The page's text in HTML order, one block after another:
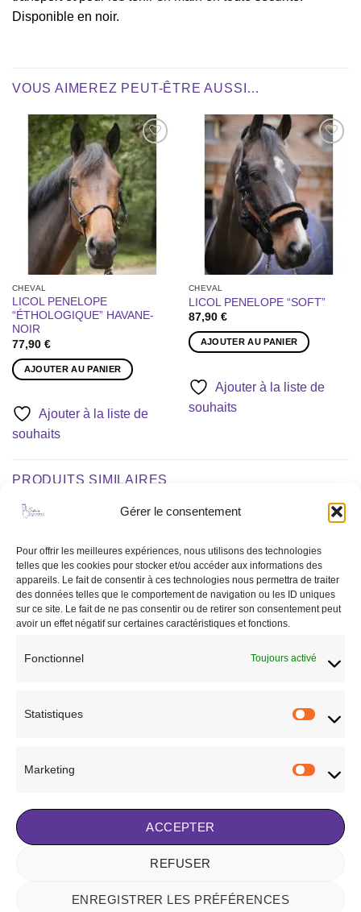
Gérer le consentement
Pour offrir les meilleures expériences, nous utilisons des technologies
telles que les cookies pour stocker et/ou accéder aux informations des
appareils. Le fait de consentir à ces technologies nous permettra de traiter
des données telles que le comportement de navigation ou les ID uniques
sur ce site. Le fait de ne pas consentir ou de retirer son consentement peut
avoir un effet négatif sur certaines caractéristiques et fonctions.
Fonctionnel Toujours activé
Statistiques
Marketing
ACCEPTER
REFUSER
ENREGISTRER LES PRÉFÉRENCES
Disponible en noir.
VOUS AIMEREZ PEUT-ÊTRE AUSSI…
Ajouter
à la liste
souhaits
CHEVAL
LICOL PENELOPE
“ÉTHOLOGIQUE” HAVANE-
NOIR
77,90 €
AJOUTER AU PANIER
Ajouter à la liste de
souhaits
Ajouter
à la liste
de
souhaits
CHEVAL
LICOL PENELOPE “SOFT”
87,90 €
AJOUTER AU PANIER
Ajouter à la liste de
souhaits
PRODUITS SIMILAIRES
Ajouter
à la liste
de
souhaits
noir
Ce
plusieurs
variations.
souhaits
Ajouter
à la liste
de
souhaits
variations.
peuvent
choisies
Ajouter à la liste de
Visa Stripe
NOTRE HISTOIRE BLOG CONTACT
FAQ